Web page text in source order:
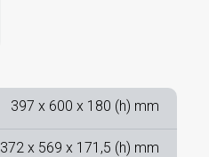
397 x 600 x 180 (h) mm
372 x 569 x 171,5 (h) mm